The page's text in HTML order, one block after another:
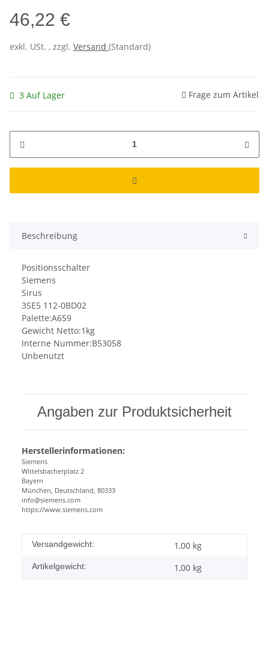
46,22 €
exkl. USt. , zzgl. Versand (Standard)
3 Auf Lager Frage zum Artikel
Beschreibung
Positionsschalter
Siemens
Sirus
3SE5 112-0BD02
Palette:A659
Gewicht Netto:1kg
Interne Nummer:B53058
Unbenutzt
Angaben zur Produktsicherheit
Herstellerinformationen:
Siemens
Wittelsbacherplatz 2
Bayern
München, Deutschland, 80333
info@siemens.com
https://www.siemens.com
Versandgewicht: 1,00 kg
Artikelgewicht: 1,00 kg